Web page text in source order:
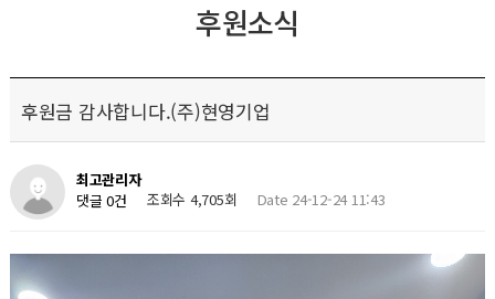
후원소식
후원금 감사합니다.(주)현영기업
최고관리자
댓글 0건
조회수 4,705회 Date 24-12-24 11:43